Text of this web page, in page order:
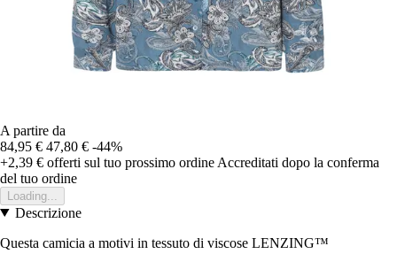
A partire da
84,95 € 47,80 € -44%
+2,39 € offerti sul tuo prossimo ordine Accreditati dopo la conferma
del tuo ordine
Loading...
Descrizione
Questa camicia a motivi in tessuto di viscose LENZING™